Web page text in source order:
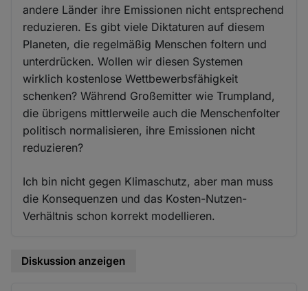
andere Länder ihre Emissionen nicht entsprechend
reduzieren. Es gibt viele Diktaturen auf diesem
Planeten, die regelmäßig Menschen foltern und
unterdrücken. Wollen wir diesen Systemen
wirklich kostenlose Wettbewerbsfähigkeit
schenken? Während Großemitter wie Trumpland,
die übrigens mittlerweile auch die Menschenfolter
politisch normalisieren, ihre Emissionen nicht
reduzieren?
Ich bin nicht gegen Klimaschutz, aber man muss
die Konsequenzen und das Kosten-Nutzen-
Verhältnis schon korrekt modellieren.
Diskussion anzeigen